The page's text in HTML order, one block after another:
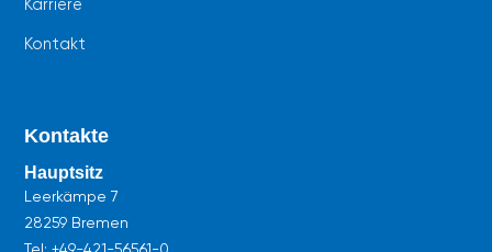
Karriere
Kontakt
Kontakte
Hauptsitz
Leerkämpe 7
28259 Bremen